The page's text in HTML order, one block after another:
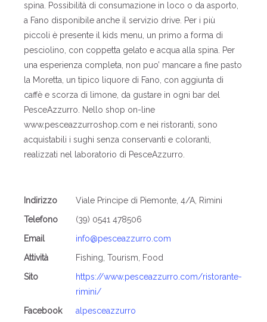
spina. Possibilità di consumazione in loco o da asporto,
a Fano disponibile anche il servizio drive. Per i più
piccoli è presente il kids menu, un primo a forma di
pesciolino, con coppetta gelato e acqua alla spina. Per
una esperienza completa, non puo’ mancare a fine pasto
la Moretta, un tipico liquore di Fano, con aggiunta di
caffè e scorza di limone, da gustare in ogni bar del
PesceAzzurro. Nello shop on-line
www.pesceazzurroshop.com e nei ristoranti, sono
acquistabili i sughi senza conservanti e coloranti,
realizzati nel laboratorio di PesceAzzurro.
Indirizzo
Viale Principe di Piemonte, 4/A, Rimini
Telefono
(39) 0541 478506
Email
info@pesceazzurro.com
Attività
Fishing, Tourism, Food
Sito
https://www.pesceazzurro.com/ristorante-
rimini/
Facebook
alpesceazzurro